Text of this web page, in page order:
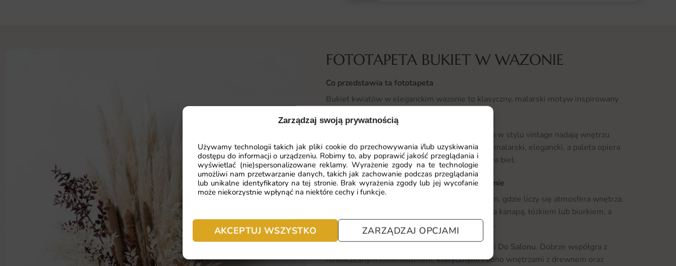
Zarządzaj swoją prywatnością
Używamy technologii takich jak pliki cookie do przechowywania i/lub uzyskiwania
dostępu do informacji o urządzeniu. Robimy to, aby poprawić jakość przeglądania i
wyświetlać (nie)spersonalizowane reklamy. Wyrażenie zgody na te technologie
umożliwi nam przetwarzanie danych, takich jak zachowanie podczas przeglądania
lub unikalne identyfikatory na tej stronie. Brak wyrażenia zgody lub jej wycofanie
może niekorzystnie wpłynąć na niektóre cechy i funkcje.
AKCEPTUJ WSZYSTKO ZARZĄDZAJ OPCJAMI
FOTOTAPETA BUKIET W WAZONIE
Co przedstawia ta fototapeta
Bukiet kwiatów w eleganckim wazonie to klasyczny, malarski motyw inspirowany
Subtelne światło, delikatne płatki i kompozycja w stylu vintage nadają wnętrzu
artystyczny szyk. Klimat aranżacji to klasyczny, malarski, elegancki, a paleta opiera
się na barwach takich jak pastele, róż i kremowa biel.
Gdzie sprawdzi się fototapeta Bukiet w Wazonie
Fototapeta Bukiet w Wazonie odnajdzie się tam, gdzie liczy się atmosfera wnętrza.
Sprawdzi się jako wyrazisty akcent na ścianie za kanapą, łóżkiem lub biurkiem, a
także jako oryginalna dekoracja jadalni czy holu.
Polecamy ją szczególnie do aranżacji z kategorii Do Salonu. Dobrze współgra z
nowoczesnym minimalizmem, klasycznymi i boho wnętrzami z drewnem oraz